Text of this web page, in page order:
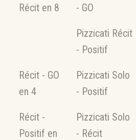
Récit en 8
- GO
Pizzicati Récit
- Positif
Récit - GO
en 4
Pizzicati Solo
- Positif
Récit -
Positif en
Pizzicati Solo
- Récit